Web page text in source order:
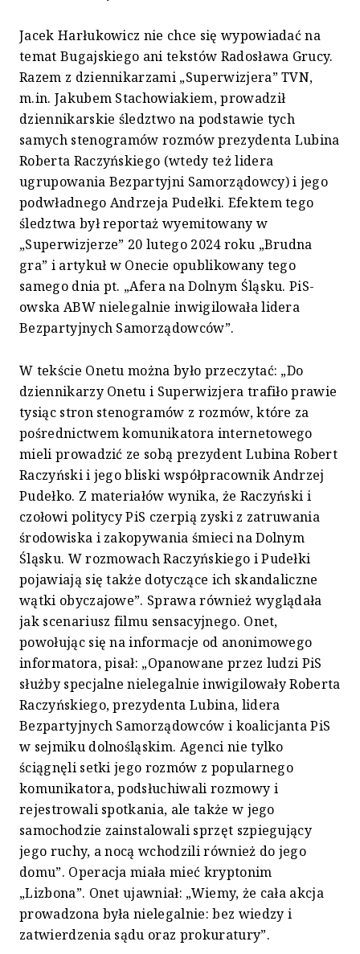
Jacek Harłukowicz nie chce się wypowiadać na
temat Bugajskiego ani tekstów Radosława Grucy.
Razem z dziennikarzami „Superwizjera” TVN,
m.in. Jakubem Stachowiakiem, prowadził
dziennikarskie śledztwo na podstawie tych
samych stenogramów rozmów prezydenta Lubina
Roberta Raczyńskiego (wtedy też lidera
ugrupowania Bezpartyjni Samorządowcy) i jego
podwładnego Andrzeja Pudełki. Efektem tego
śledztwa był reportaż wyemitowany w
„Superwizjerze” 20 lutego 2024 roku „Brudna
gra” i artykuł w Onecie opublikowany tego
samego dnia pt. „Afera na Dolnym Śląsku. PiS-
owska ABW nielegalnie inwigilowała lidera
Bezpartyjnych Samorządowców”.
W tekście Onetu można było przeczytać: „Do
dziennikarzy Onetu i Superwizjera trafiło prawie
tysiąc stron stenogramów z rozmów, które za
pośrednictwem komunikatora internetowego
mieli prowadzić ze sobą prezydent Lubina Robert
Raczyński i jego bliski współpracownik Andrzej
Pudełko. Z materiałów wynika, że Raczyński i
czołowi politycy PiS czerpią zyski z zatruwania
środowiska i zakopywania śmieci na Dolnym
Śląsku. W rozmowach Raczyńskiego i Pudełki
pojawiają się także dotyczące ich skandaliczne
wątki obyczajowe”. Sprawa również wyglądała
jak scenariusz filmu sensacyjnego. Onet,
powołując się na informacje od anonimowego
informatora, pisał: „Opanowane przez ludzi PiS
służby specjalne nielegalnie inwigilowały Roberta
Raczyńskiego, prezydenta Lubina, lidera
Bezpartyjnych Samorządowców i koalicjanta PiS
w sejmiku dolnośląskim. Agenci nie tylko
ściągnęli setki jego rozmów z popularnego
komunikatora, podsłuchiwali rozmowy i
rejestrowali spotkania, ale także w jego
samochodzie zainstalowali sprzęt szpiegujący
jego ruchy, a nocą wchodzili również do jego
domu”. Operacja miała mieć kryptonim
„Lizbona”. Onet ujawniał: „Wiemy, że cała akcja
prowadzona była nielegalnie: bez wiedzy i
zatwierdzenia sądu oraz prokuratury”.